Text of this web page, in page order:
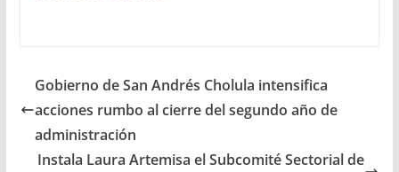
Gobierno de San Andrés Cholula intensifica
acciones rumbo al cierre del segundo año de
administración
Instala Laura Artemisa el Subcomité Sectorial de